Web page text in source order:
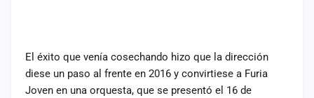
El éxito que venía cosechando hizo que la dirección
diese un paso al frente en 2016 y convirtiese a Furia
Joven en una orquesta, que se presentó el 16 de